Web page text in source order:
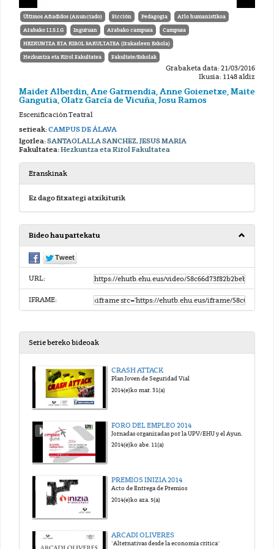
Últimos Añadidos (Anunciado) Ficción Pedagogia Arlo humanistikoa
Arabako I.I.S.I.G Inguruan Arabako campusa Campusa
HEZKUNTZA ETA KIROL FAKULTATEA (Irakasleen Eskola)
Hezkuntza eta Kirol Fakultatea Fakultate/Eskolak
Grabaketa data: 21/03/2016
Ikusia: 1148 aldiz
Maider Alberdin, Ane Garmendia, Anne Goienetxe, Maite
Gangutia, Olatz García de Vicuña, Josu Ramos
Escenificación Teatral
serieak:CAMPUS DE ÁLAVA
Igorlea:SANTAOLALLA SANCHEZ, JESUS MARIA
Fakultatea:Hezkuntza eta Kirol Fakultatea
Eranskinak
Ez dago fitxategi atxikiturik
Bideo hau partekatu
URL:
IFRAME:
Serie bereko bideoak
CRASH ATTACK
Plan Joven de Seguridad Vial
2014(e)ko mar. 31(a)
FORO DEL EMPLEO 2014
Jornadas organizadas por la UPV/EHU y el Ayuntamiento de Vitoria-Gasteiz
2014(e)ko abe. 11(a)
PREMIOS INIZIA 2014
Acto de Entrega de Premios
2014(e)ko aza. 5(a)
ARCADI OLIVERES
"Alternativas desde la economía crítica"